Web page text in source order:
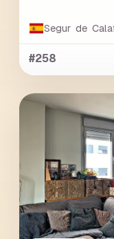
Segur de
#258